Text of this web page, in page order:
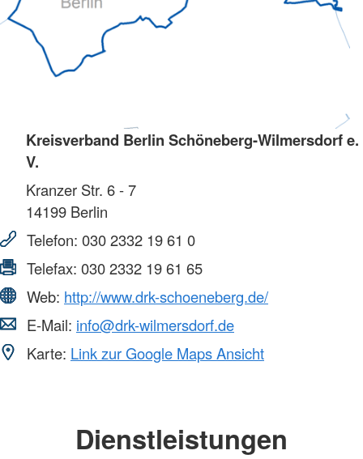
Kreisverband Berlin Schöneberg-Wilmersdorf e.
V.
Kranzer Str. 6 - 7
14199 Berlin
Telefon: 030 2332 19 61 0
Telefax: 030 2332 19 61 65
Web: http://www.drk-schoeneberg.de/
E-Mail: info@drk-wilmersdorf.de
Karte: Link zur Google Maps Ansicht
Dienstleistungen